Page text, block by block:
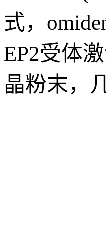
式，
EP2受体
晶粉末，